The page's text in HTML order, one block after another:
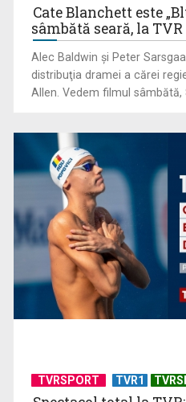
„Frații Jderi”, superproducția
Sadoveanu, la ...
Serialul „Toate pânzele sus!”
aventură, la TVR 2
Cate Blanchett este
sâmbătă seară, la TVR
Alec Baldwin şi Peter
distribuţia dramei a cărei
Allen. Vedem filmul sâmbătă,
TVRSPORT TVR1